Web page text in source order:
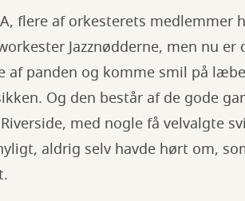
flere af orkesterets
Jazznødderne, men nu
af panden og komme smil på
Og den består af de gode
med nogle få velvalgte
aldrig selv havde hørt om,